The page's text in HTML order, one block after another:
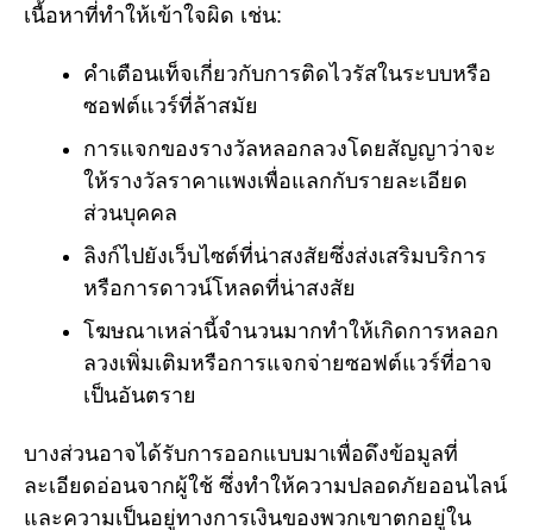
เนื้อหาที่ทำให้เข้าใจผิด เช่น:
คำเตือนเท็จเกี่ยวกับการติดไวรัสในระบบหรือ
ซอฟต์แวร์ที่ล้าสมัย
การแจกของรางวัลหลอกลวงโดยสัญญาว่าจะ
ให้รางวัลราคาแพงเพื่อแลกกับรายละเอียด
ส่วนบุคคล
ลิงก์ไปยังเว็บไซต์ที่น่าสงสัยซึ่งส่งเสริมบริการ
หรือการดาวน์โหลดที่น่าสงสัย
โฆษณาเหล่านี้จำนวนมากทำให้เกิดการหลอก
ลวงเพิ่มเติมหรือการแจกจ่ายซอฟต์แวร์ที่อาจ
เป็นอันตราย
บางส่วนอาจได้รับการออกแบบมาเพื่อดึงข้อมูลที่
ละเอียดอ่อนจากผู้ใช้ ซึ่งทำให้ความปลอดภัยออนไลน์
และความเป็นอยู่ทางการเงินของพวกเขาตกอยู่ใน